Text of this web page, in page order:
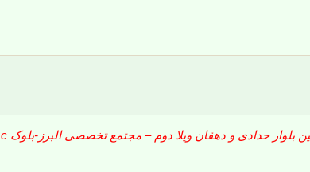
کرج-خیابان بهشتی – بین بلوار حدادی و دهقان ویلا دوم – مجتمع تخصصی البرز-بلوک c